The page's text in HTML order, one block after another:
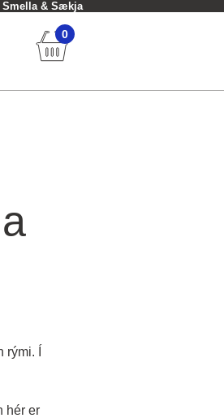
Smella & Sækja
0
Í
hér er